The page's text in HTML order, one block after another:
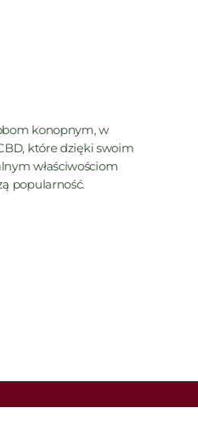
konopnym, w
które dzięki swoim
właściwościom
popularność.